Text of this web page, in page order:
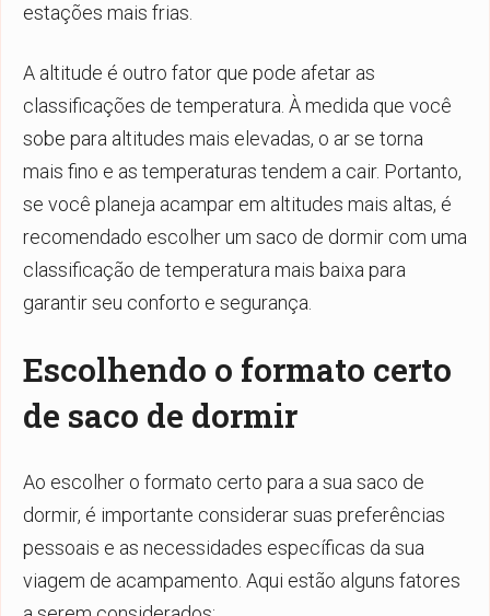
estações mais frias.
A altitude é outro fator que pode afetar as
classificações de temperatura. À medida que você
sobe para altitudes mais elevadas, o ar se torna
mais fino e as temperaturas tendem a cair. Portanto,
se você planeja acampar em altitudes mais altas, é
recomendado escolher um saco de dormir com uma
classificação de temperatura mais baixa para
garantir seu conforto e segurança.
Escolhendo o formato certo
de saco de dormir
Ao escolher o formato certo para a sua saco de
dormir, é importante considerar suas preferências
pessoais e as necessidades específicas da sua
viagem de acampamento. Aqui estão alguns fatores